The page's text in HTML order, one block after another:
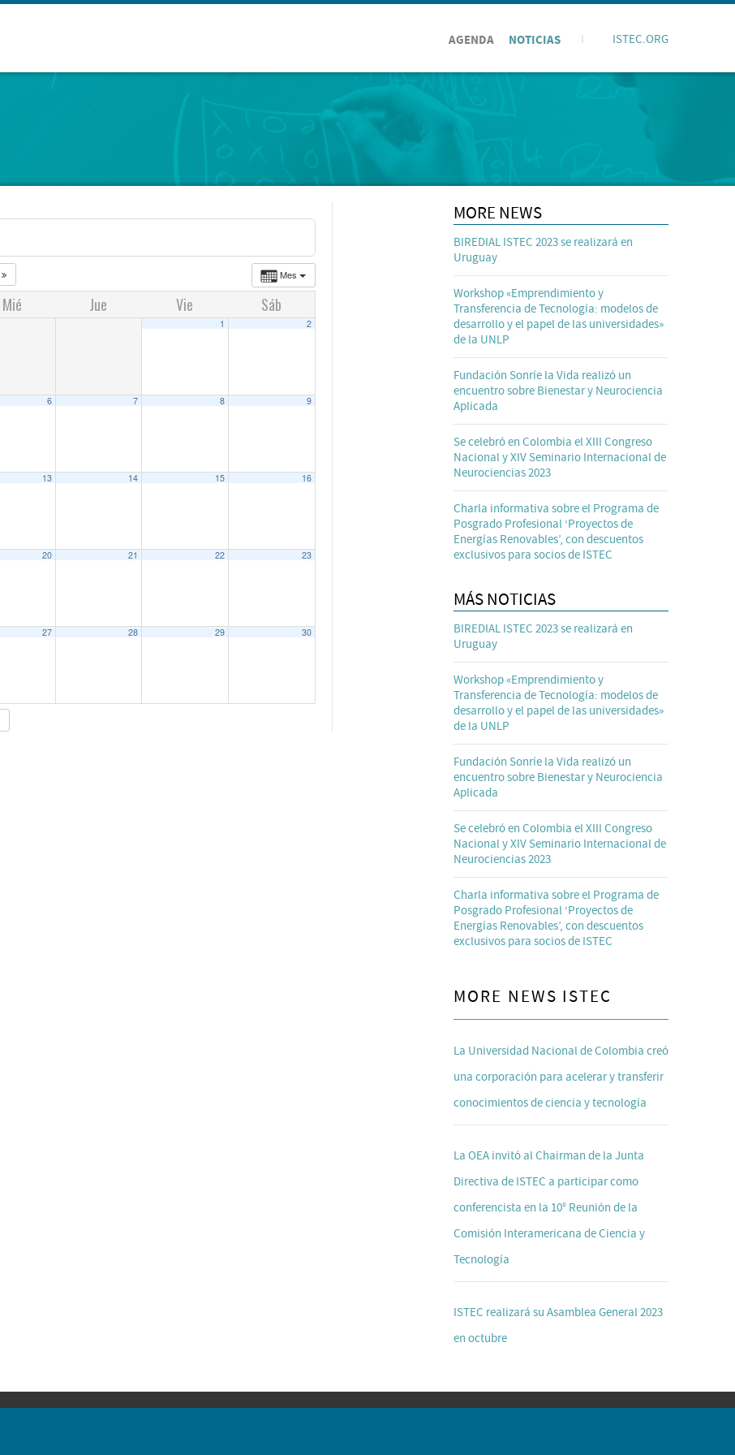
AGENDA NOTICIAS ISTEC.ORG
Mes
Mié Jue Vie Sáb
1 2
6 7 8 9
13 14 15 16
20 21 22 23
27 28 29 30
MORE NEWS
BIREDIAL ISTEC 2023 se realizará en
Uruguay
Workshop «Emprendimiento y
Transferencia de Tecnología: modelos de
desarrollo y el papel de las universidades»
de la UNLP
Fundación Sonríe la Vida realizó un
encuentro sobre Bienestar y Neurociencia
Aplicada
Se celebró en Colombia el XIII Congreso
Nacional y XIV Seminario Internacional de
Neurociencias 2023
Charla informativa sobre el Programa de
Posgrado Profesional ‘Proyectos de
Energías Renovables’, con descuentos
exclusivos para socios de ISTEC
MÁS NOTICIAS
BIREDIAL ISTEC 2023 se realizará en
Uruguay
Workshop «Emprendimiento y
Transferencia de Tecnología: modelos de
desarrollo y el papel de las universidades»
de la UNLP
Fundación Sonríe la Vida realizó un
encuentro sobre Bienestar y Neurociencia
Aplicada
Se celebró en Colombia el XIII Congreso
Nacional y XIV Seminario Internacional de
Neurociencias 2023
Charla informativa sobre el Programa de
Posgrado Profesional ‘Proyectos de
Energías Renovables’, con descuentos
exclusivos para socios de ISTEC
MORE NEWS ISTEC
La Universidad Nacional de Colombia creó
una corporación para acelerar y transferir
conocimientos de ciencia y tecnología
La OEA invitó al Chairman de la Junta
Directiva de ISTEC a participar como
conferencista en la 10° Reunión de la
Comisión Interamericana de Ciencia y
Tecnología
ISTEC realizará su Asamblea General 2023
en octubre